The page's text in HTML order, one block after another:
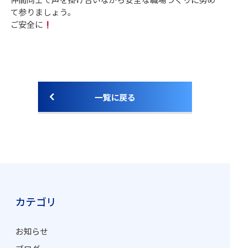
て参りましょう。
ご安全に
一覧に戻る
カテゴリ
お知らせ